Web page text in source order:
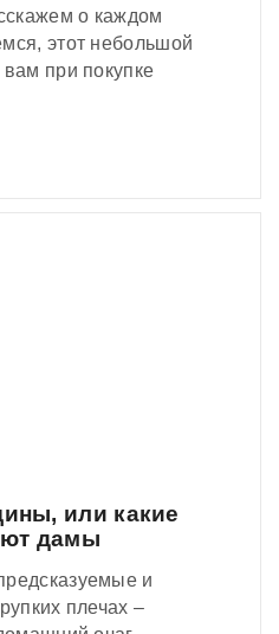
о каждом
этот небольшой
при покупке
или какие
дамы
и
плечах –